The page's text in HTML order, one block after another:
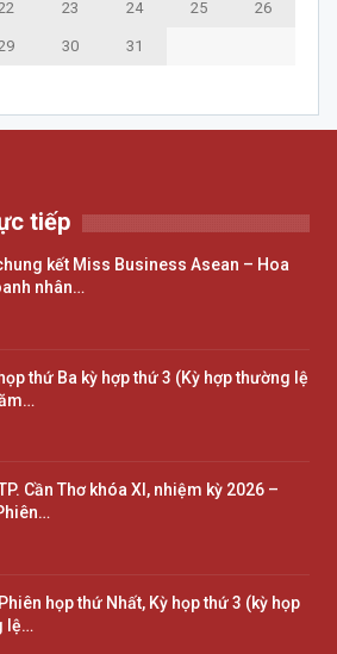
23 24 25 26
30
31
tiếp
kết Miss Business Asean – Hoa
nhân…
thứ Ba kỳ hợp thứ 3 (Kỳ hợp thường lệ
Cần Thơ khóa XI, nhiệm kỳ 2026 –
họp thứ Nhất, Kỳ họp thứ 3 (kỳ họp
lệ…